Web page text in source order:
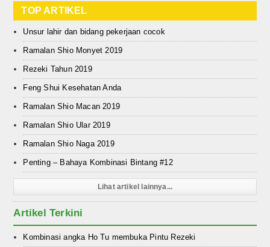
TOP ARTIKEL
Unsur lahir dan bidang pekerjaan cocok
Ramalan Shio Monyet 2019
Rezeki Tahun 2019
Feng Shui Kesehatan Anda
Ramalan Shio Macan 2019
Ramalan Shio Ular 2019
Ramalan Shio Naga 2019
Penting – Bahaya Kombinasi Bintang #12
Lihat artikel lainnya...
Artikel Terkini
Kombinasi angka Ho Tu membuka Pintu Rezeki